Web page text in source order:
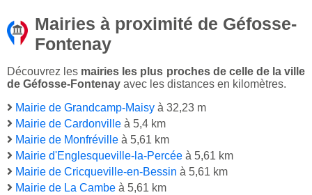
Mairies à proximité de Géfosse-
Fontenay
Découvrez les mairies les plus proches de celle de la ville
de Géfosse-Fontenay avec les distances en kilomètres.
Mairie de Grandcamp-Maisy à 32,23 m
Mairie de Cardonville à 5,4 km
Mairie de Monfréville à 5,61 km
Mairie d'Englesqueville-la-Percée à 5,61 km
Mairie de Cricqueville-en-Bessin à 5,61 km
Mairie de La Cambe à 5,61 km